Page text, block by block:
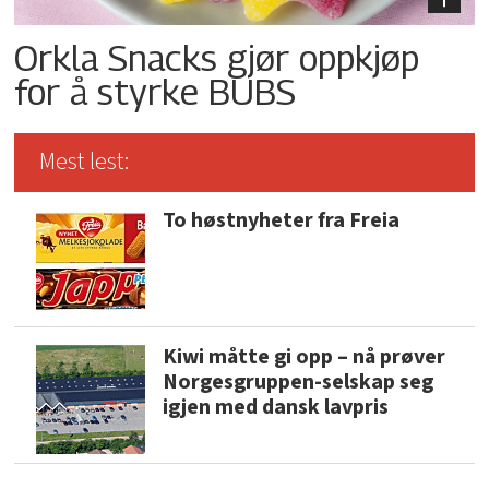
Orkla Snacks gjør oppkjøp
for å styrke BUBS
Mest lest:
To høstnyheter fra Freia
Kiwi måtte gi opp – nå prøver
Norgesgruppen-selskap seg
igjen med dansk lavpris